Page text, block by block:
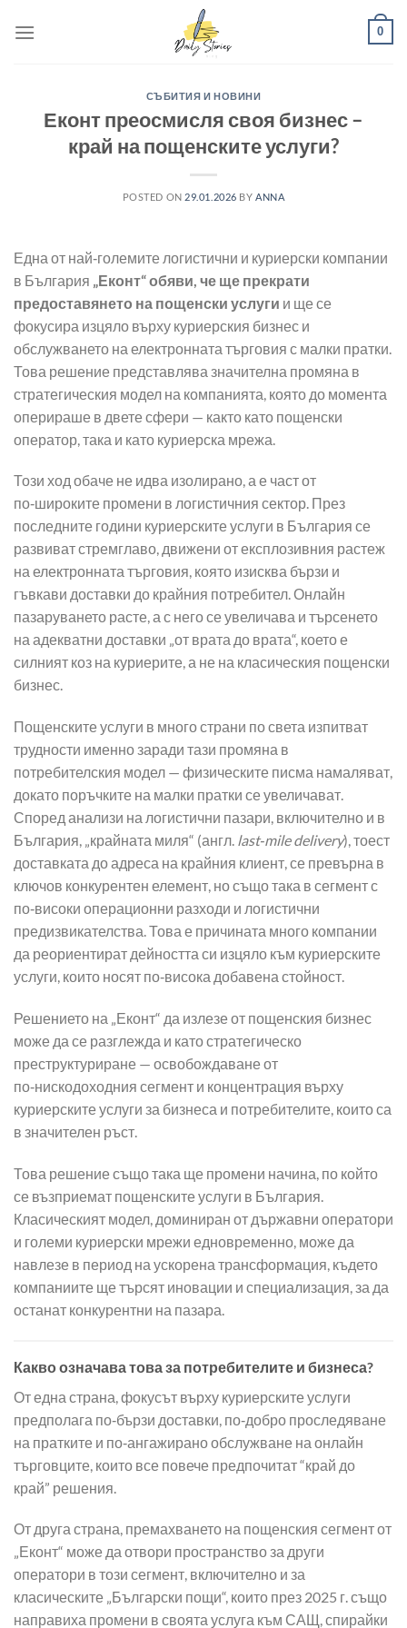
0
СЪБИТИЯ И НОВИНИ
Еконт преосмисля своя бизнес –
край на пощенските услуги?
POSTED ON 29.01.2026 BY ANNA
Една от най‑големите логистични и куриерски компании
в България „Еконт“ обяви, че ще прекрати
предоставянето на пощенски услуги и ще се
фокусира изцяло върху куриерския бизнес и
обслужването на електронната търговия с малки пратки.
Това решение представлява значителна промяна в
стратегическия модел на компанията, която до момента
оперираше в двете сфери — както като пощенски
оператор, така и като куриерска мрежа.
Този ход обаче не идва изолирано, а е част от
по‑широките промени в логистичния сектор. През
последните години куриерските услуги в България се
развиват стремглаво, движени от експлозивния растеж
на електронната търговия, която изисква бързи и
гъвкави доставки до крайния потребител. Онлайн
пазаруването расте, а с него се увеличава и търсенето
на адекватни доставки „от врата до врата“, което е
силният коз на куриерите, а не на класическия пощенски
бизнес.
Пощенските услуги в много страни по света изпитват
трудности именно заради тази промяна в
потребителския модел — физическите писма намаляват,
докато поръчките на малки пратки се увеличават.
Според анализи на логистични пазари, включително и в
България, „крайната миля“ (англ. last‑mile delivery), тоест
доставката до адреса на крайния клиент, се превърна в
ключов конкурентен елемент, но също така в сегмент с
по‑високи операционни разходи и логистични
предизвикателства. Това е причината много компании
да реориентират дейността си изцяло към куриерските
услуги, които носят по‑висока добавена стойност.
Решението на „Еконт“ да излезе от пощенския бизнес
може да се разглежда и като стратегическо
преструктуриране — освобождаване от
по‑нискодоходния сегмент и концентрация върху
куриерските услуги за бизнеса и потребителите, които са
в значителен ръст.
Това решение също така ще промени начина, по който
се възприемат пощенските услуги в България.
Класическият модел, доминиран от държавни оператори
и големи куриерски мрежи едновременно, може да
навлезе в период на ускорена трансформация, където
компаниите ще търсят иновации и специализация, за да
останат конкурентни на пазара.
Какво означава това за потребителите и бизнеса?
От една страна, фокусът върху куриерските услуги
предполага по‑бързи доставки, по‑добро проследяване
на пратките и по‑ангажирано обслужване на онлайн
търговците, които все повече предпочитат “край до
край” решения.
От друга страна, премахването на пощенския сегмент от
„Еконт“ може да отвори пространство за други
оператори в този сегмент, включително и за
класическите „Български пощи“, които през 2025 г. също
направиха промени в своята услуга към САЩ, спирайки